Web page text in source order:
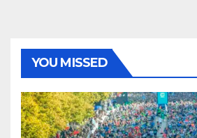
YOU MISSED